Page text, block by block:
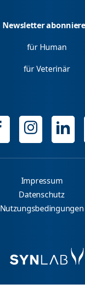
Newsletter
für Human
für Veterinär
Impressum
Datenschutz
Nutzungsbedingungen